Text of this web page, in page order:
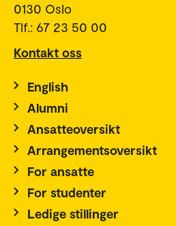
0130 Oslo
Tlf.: 67 23 50 00
Kontakt oss
English
Alumni
Ansatteoversikt
Arrangementsoversikt
For ansatte
For studenter
Ledige stillinger